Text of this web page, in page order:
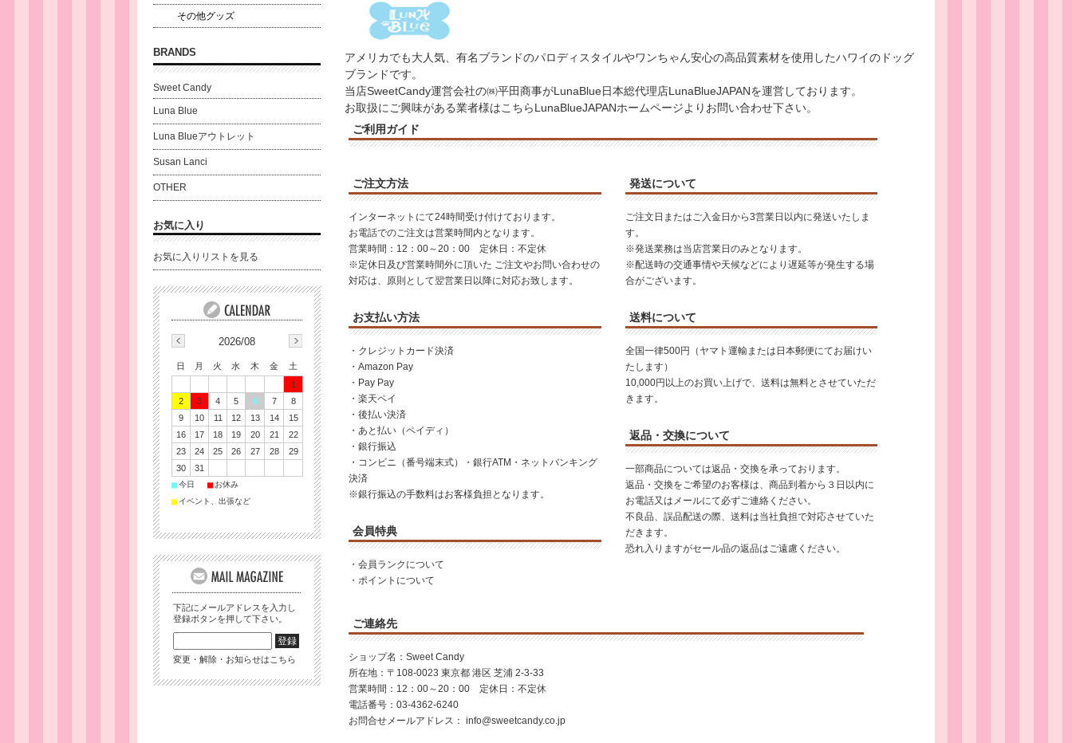
アメリカでも大人気、有名ブランドのパロディスタイルやワンちゃん安心の高品質素材を使用したハワイのドッグ
ブランドです。
当店SweetCandy運営会社の㈱平田商事がLunaBlue日本総代理店LunaBlueJAPANを運営しております。
お取扱にご興味がある業者様はこちら LunaBlueJAPANホームページよりお問い合わせ下さい。
ご利用ガイド
ご注文方法
インターネットにて24時間受け付けております。
お電話でのご注文は営業時間内となります。
営業時間：12：00～20：00 定休日：不定休
※定休日及び営業時間外に頂いた ご注文やお問い合わせの
対応は、原則として翌営業日以降に対応お致します。
お支払い方法
・クレジットカード決済
・Amazon Pay
・Pay Pay
・楽天ペイ
・後払い決済
・あと払い（ペイディ）
・銀行振込
・コンビニ（番号端末式）・銀行ATM・ネットバンキング
決済
※銀行振込の手数料はお客様負担となります。
会員特典
・ 会員ランクについて
・ ポイントについて
発送について
ご注文日またはご入金日から3営業日以内に発送いたしま
す。
※発送業務は当店営業日のみとなります。
※配送時の交通事情や天候などにより遅延等が発生する場
合がございます。
送料について
全国一律500円（ヤマト運輸または日本郵便にてお届けい
たします）
10,000円以上のお買い上げで、送料は無料とさせていただ
きます。
返品・交換について
一部商品については返品・交換を承っております。
返品・交換をご希望のお客様は、商品到着から３日以内に
お電話又はメールにて必ずご連絡ください。
不良品、誤品配送の際、送料は当社負担で対応させていた
だきます。
恐れ入りますがセール品の返品はご遠慮ください。
ご連絡先
ショップ名：Sweet Candy
所在地：〒108-0023 東京都 港区 芝浦 2-3-33
営業時間：12：00～20：00 定休日：不定休
電話番号：03-4362-6240
お問合せメールアドレス： info@sweetcandy.co.jp
その他グッズ
BRANDS
Sweet Candy
Luna Blue
Luna Blueアウトレット
Susan Lanci
OTHER
お気に入り
お気に入りリストを見る
2026/08
日 月 火 水 木 金
土
1
2
3 4 5 6 7
8
9
10 11 12 13 14
15
16
17 18 19 20 21
22
23
24 25 26 27 28
29
30
31
■今日 ■ お休み
■ イベント、出張など
下記にメールアドレスを入力し
登録ボタンを押して下さい。
変更・解除・お知らせはこちら